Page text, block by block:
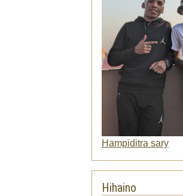
Hampiditra sary
Hihaino